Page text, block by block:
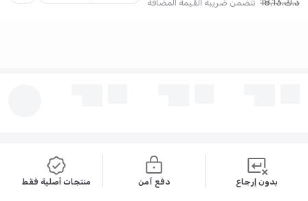
د.ك. تتضمن ضريبة القيمة المضافة
بدون إرجاع دفع آمن منتجات أصلية فقط